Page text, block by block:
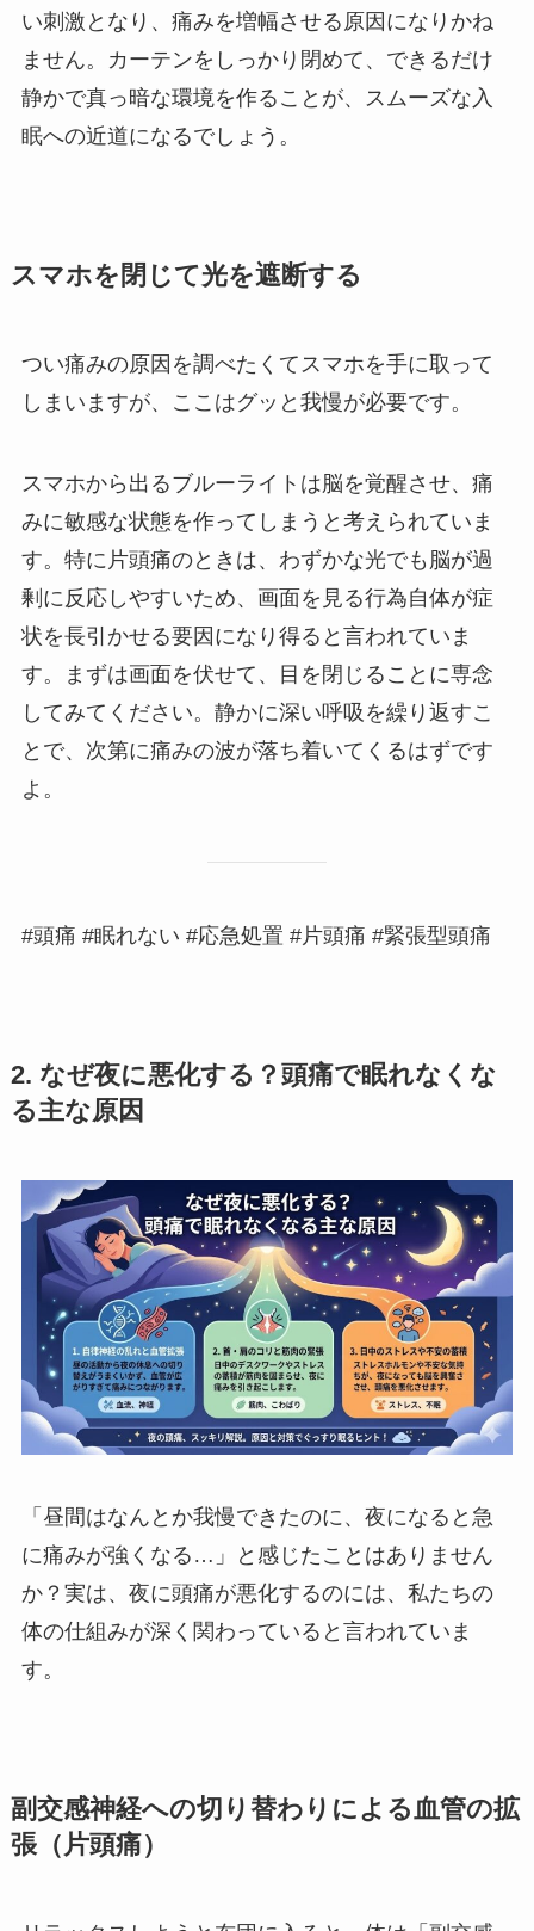
い刺激となり、痛みを増幅させる原因になりかね
ません。カーテンをしっかり閉めて、できるだけ
静かで真っ暗な環境を作ることが、スムーズな入
眠への近道になるでしょう。
スマホを閉じて光を遮断する
つい痛みの原因を調べたくてスマホを手に取って
しまいますが、ここはグッと我慢が必要です。
スマホから出るブルーライトは脳を覚醒させ、痛
みに敏感な状態を作ってしまうと考えられていま
す。特に片頭痛のときは、わずかな光でも脳が過
剰に反応しやすいため、画面を見る行為自体が症
状を長引かせる要因になり得ると言われていま
す。まずは画面を伏せて、目を閉じることに専念
してみてください。静かに深い呼吸を繰り返すこ
とで、次第に痛みの波が落ち着いてくるはずです
よ。
#頭痛 #眠れない #応急処置 #片頭痛 #緊張型頭痛
2. なぜ夜に悪化する？頭痛で眠れなくな
る主な原因
「昼間はなんとか我慢できたのに、夜になると急
に痛みが強くなる…」と感じたことはありません
か？実は、夜に頭痛が悪化するのには、私たちの
体の仕組みが深く関わっていると言われていま
す。
副交感神経への切り替わりによる血管の拡
張（片頭痛）